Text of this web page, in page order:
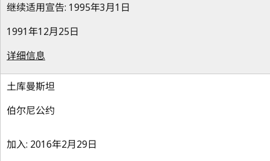
继续适用宣告: 1995年3月1日
1991年12月25日
详细信息
土库曼斯坦
伯尔尼公约
加入: 2016年2月29日